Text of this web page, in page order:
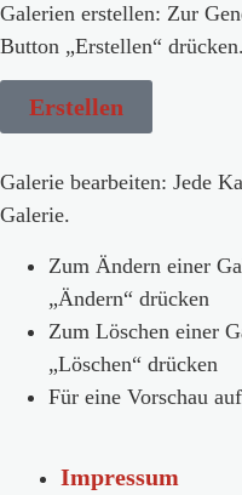
Galerien erstellen: Zur
Button „Erstellen“ drücken.
Erstellen
Galerie bearbeiten: Jede
Galerie.
Zum Ändern einer
„Ändern“ drücken
Zum Löschen einer
„Löschen“ drücken
Für eine Vorschau
Impressum